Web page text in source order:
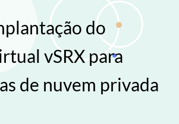
do
vSRX para
de nuvem privada